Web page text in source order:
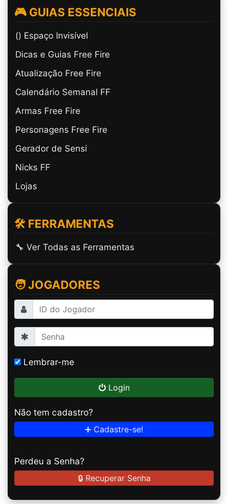
🎮 GUIAS ESSENCIAIS
(ㅤ) Espaço Invisível
Dicas e Guias Free Fire
Atualização Free Fire
Calendário Semanal FF
Armas Free Fire
Personagens Free Fire
Gerador de Sensi
Nicks FF
Lojas
🛠️ FERRAMENTAS
🔧 Ver Todas as Ferramentas
🧑 JOGADORES
Lembrar-me
Login
Não tem cadastro?
➕ Cadastre-se!
Perdeu a Senha?
🔒 Recuperar Senha